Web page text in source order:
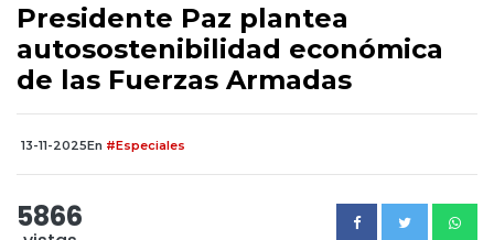
Presidente Paz plantea
autosostenibilidad económica
de las Fuerzas Armadas
13-11-2025En #Especiales
5866